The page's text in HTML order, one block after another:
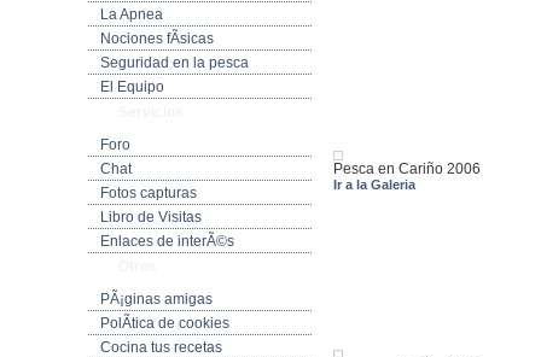
La Apnea
Nociones fÃ­sicas
Seguridad en la pesca
El Equipo
Foro
Chat
Fotos capturas
Libro de Visitas
Enlaces de interÃ©s
PÃ¡ginas amigas
PolÃ­tica de cookies
Cocina tus recetas
Pesca en Cariño 2006
Ir a la Galeria